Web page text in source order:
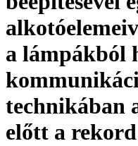
a lámpákból
technikában
előtt a